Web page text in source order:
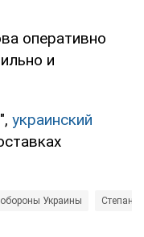
оперативно
и
украинский
Украины Степан